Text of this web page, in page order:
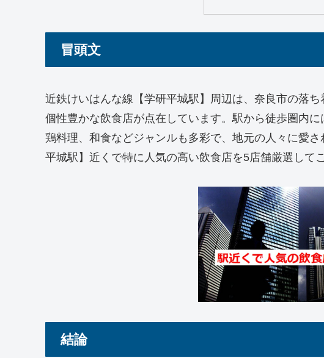
冒頭文
近鉄けいはんな線【学研平城駅】周辺は、奈良市の落
個性豊かな飲食店が点在しています。駅から徒歩圏内に
鶏料理、和食などジャンルも多彩で、地元の人々に愛
平城駅】近くで特に人気の高い飲食店を5店舗厳選して
結論